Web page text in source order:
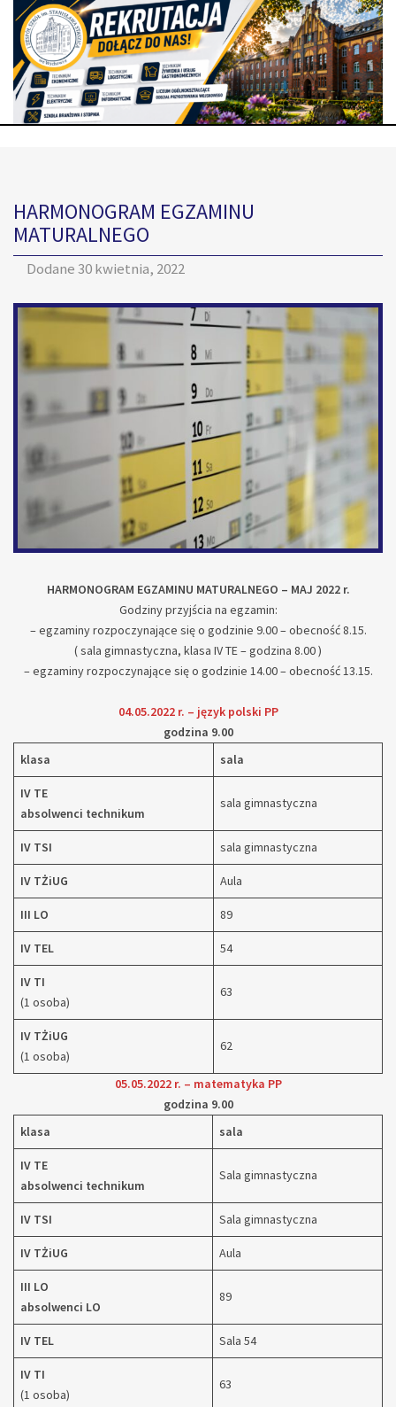
HARMONOGRAM EGZAMINU
MATURALNEGO
Dodane30 kwietnia, 2022
HARMONOGRAM EGZAMINU MATURALNEGO – MAJ 2022 r.
Godziny przyjścia na egzamin:
– egzaminy rozpoczynające się o godzinie 9.00 – obecność 8.15.
( sala gimnastyczna, klasa IV TE – godzina 8.00 )
– egzaminy rozpoczynające się o godzinie 14.00 – obecność 13.15.
04.05.2022 r. – język polski PP
godzina 9.00
klasa
sala
IV TE
absolwenci technikum
sala gimnastyczna
IV TSI sala gimnastyczna
IV TŻiUG Aula
III LO 89
IV TEL 54
IV TI
(1 osoba)
63
IV TŻiUG
(1 osoba)
62
05.05.2022 r. – matematyka PP
godzina 9.00
klasa
sala
IV TE
absolwenci technikum
Sala gimnastyczna
IV TSI Sala gimnastyczna
IV TŻiUG Aula
III LO
absolwenci LO
89
IV TEL Sala 54
IV TI
(1 osoba)
63